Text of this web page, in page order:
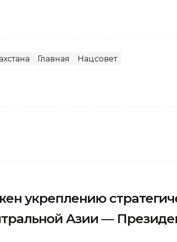
Главная Нацсовет
укреплению
Азии —